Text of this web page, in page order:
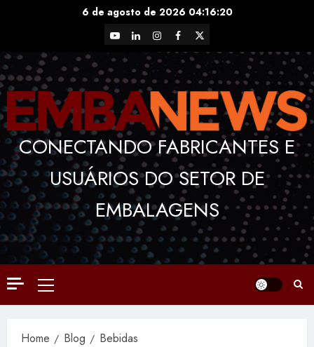
6 de agosto de 2026 04:16:21
YouTubeLinkedInInstagram
Facebook
X
CONECTANDO FABRICANTES E
USUÁRIOS DO SETOR DE
EMBALAGENS
Primary
Menu
Home Blog Bebidas